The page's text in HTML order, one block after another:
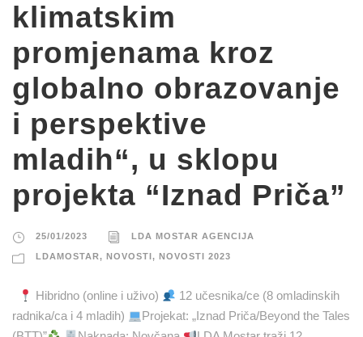
klimatskim
promjenama kroz
globalno obrazovanje
i perspektive
mladih“, u sklopu
projekta “Iznad Priča”
25/01/2023 LDA MOSTAR AGENCIJA
LDAMOSTAR, NOVOSTI , NOVOSTI 2023
Hibridno (online i uživo)
12 učesnika/ce (8 omladinskih
radnika/ca i 4 mladih)
Projekat: „Iznad Priča/Beyond the Tales